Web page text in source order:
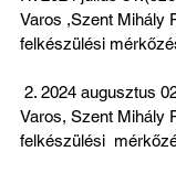
Varos ,Szent Mihály
felkészülési
Varos, Szent Mihály
felkészülési